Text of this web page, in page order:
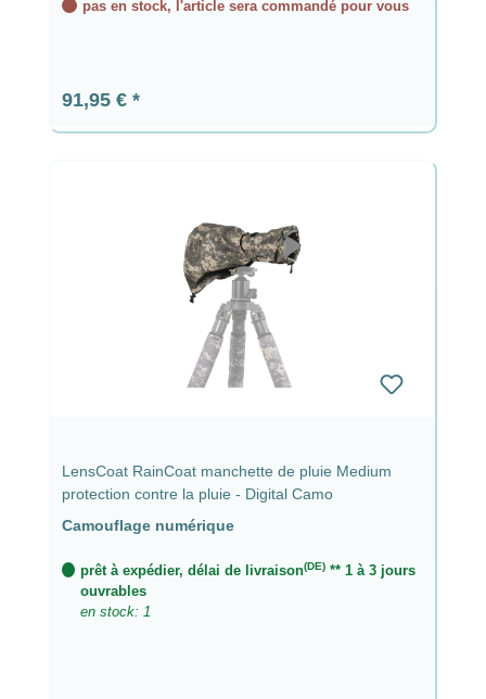
pas en stock, l'article sera commandé pour vous
Prix régulier :
91,95 €
LensCoat RainCoat manchette de pluie Medium
protection contre la pluie - Digital Camo
Camouflage numérique
prêt à expédier, délai de livraison(DE)** 1 à 3 jours
ouvrables
en stock: 1